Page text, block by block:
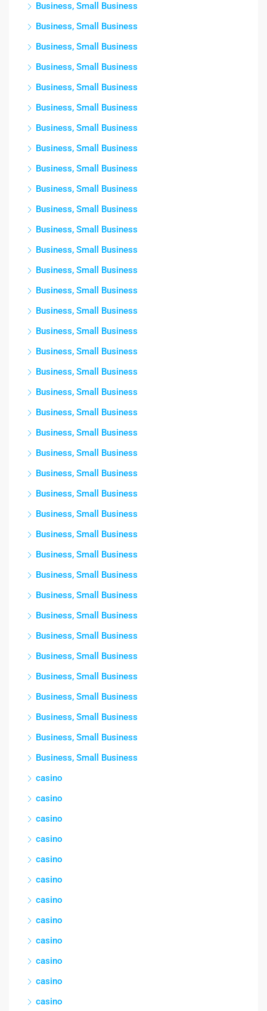
Business, Small Business
Business, Small Business
Business, Small Business
Business, Small Business
Business, Small Business
Business, Small Business
Business, Small Business
Business, Small Business
Business, Small Business
Business, Small Business
Business, Small Business
Business, Small Business
Business, Small Business
Business, Small Business
Business, Small Business
Business, Small Business
Business, Small Business
Business, Small Business
Business, Small Business
Business, Small Business
Business, Small Business
Business, Small Business
Business, Small Business
Business, Small Business
Business, Small Business
Business, Small Business
Business, Small Business
Business, Small Business
Business, Small Business
Business, Small Business
Business, Small Business
Business, Small Business
Business, Small Business
Business, Small Business
Business, Small Business
Business, Small Business
Business, Small Business
Business, Small Business
casino
casino
casino
casino
casino
casino
casino
casino
casino
casino
casino
casino